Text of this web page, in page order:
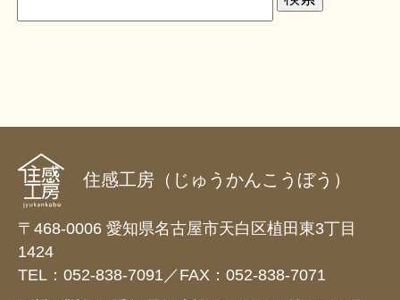
住感工房（じゅうかんこうぼう）
〒468-0006 愛知県名古屋市天白区植田東3丁目
1424
TEL：052-838-7091／FAX：052-838-7071